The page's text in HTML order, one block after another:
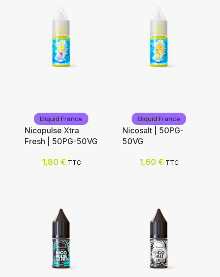
Nicotine (mg/mL) :
Choix des options
Nicotine (mg/mL) :
Choix des options
Eliquid France
Nicopulse Xtra
Fresh | 50PG-50VG
1,80 € TTC
Eliquid France
Nicosalt | 50PG-
50VG
1,60 € TTC